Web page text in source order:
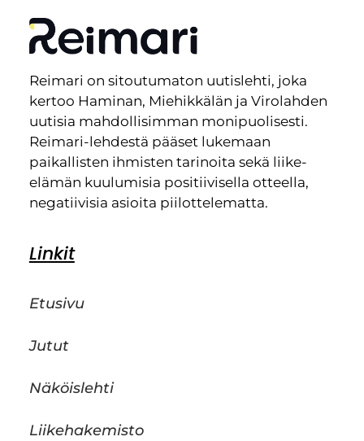
Reimari on sitoutumaton uutislehti, joka
kertoo Haminan, Miehikkälän ja Virolahden
uutisia mahdollisimman monipuolisesti.
Reimari-lehdestä pääset lukemaan
paikallisten ihmisten tarinoita sekä liike-
elämän kuulumisia positiivisella otteella,
negatiivisia asioita piilottelematta.
Linkit
Etusivu
Jutut
Näköislehti
Liikehakemisto